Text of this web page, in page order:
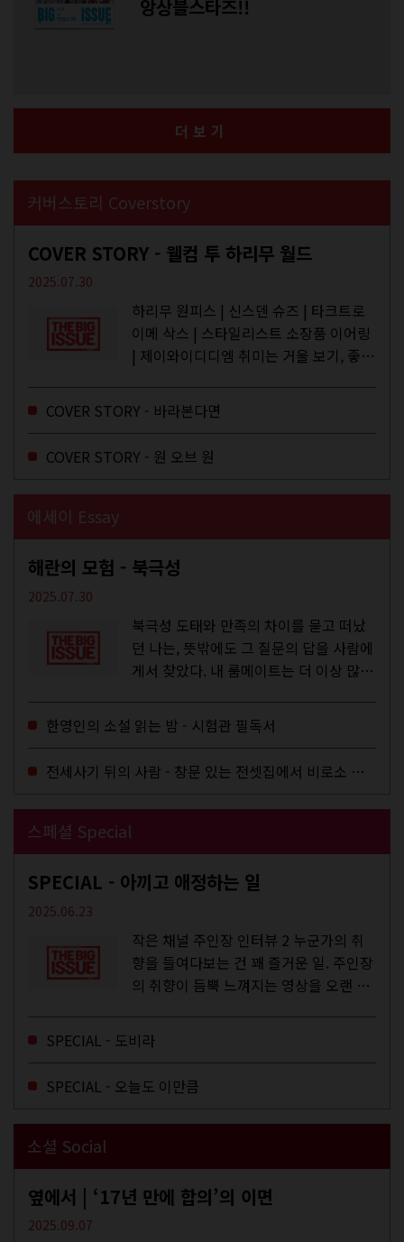
앙상블스타즈!!
더보기
커버스토리 Coverstory
COVER STORY - 웰컴 투 하리무 월드
2025.07.30
하리무 원피스 | 신스덴 슈즈 | 타크트로
이메 삭스 | 스타일리스트 소장품 이어링
| 제이와이디디엠 취미는 거울 보기, 좋아
주와...
COVER STORY - 바라본다면
COVER STORY - 원 오브 원
에세이 Essay
해란의 모험 - 북극성
2025.07.30
북극성 도태와 만족의 차이를 묻고 떠났
던 나는, 뜻밖에도 그 질문의 답을 사람에
게서 찾았다. 내 룸메이트는 더 이상 많은
한영인의 소설 읽는 밤 - 시험관 필독서
전세사기 뒤의 사람 - 창문 있는 전셋집에서 비로소 겨울 이불을 샀다
스페셜 Special
SPECIAL - 아끼고 애정하는 일
2025.06.23
작은 채널 주인장 인터뷰 2 누군가의 취
향을 들여다보는 건 꽤 즐거운 일. 주인장
의 취향이 듬뿍 느껴지는 영상을 오랜 시
에 스며드는 경험을 하기도 한다. 좀처럼
듣지 않던 장르의 노래를...
SPECIAL - 도비라
SPECIAL - 오늘도 이만큼
소셜 Social
옆에서 | ‘17년 만에 합의’의 이면
2025.09.07